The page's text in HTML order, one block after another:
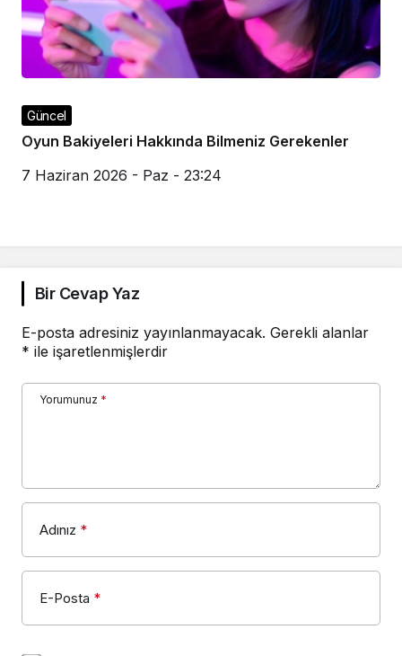
Güncel
Oyun Bakiyeleri Hakkında Bilmeniz Gerekenler
7 Haziran 2026 - Paz - 23:24
Bir Cevap Yaz
E-posta adresiniz yayınlanmayacak. Gerekli alanlar
* ile işaretlenmişlerdir
Yorumunuz *
Adınız *
E-Posta *